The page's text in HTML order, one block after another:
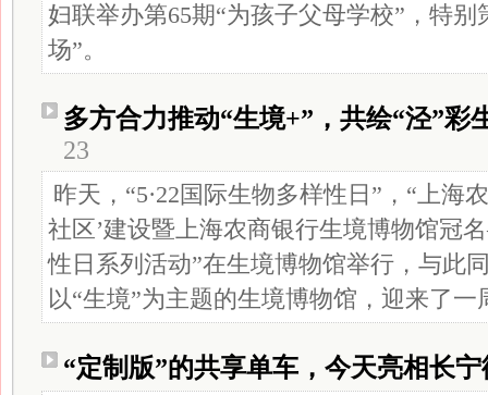
妇联举办第65期“为孩子父母学校”，特
场”。
多方合力推动“生境+”，共绘“泾”彩
23
昨天，“5·22国际生物多样性日”，“上海
社区’建设暨上海农商银行生境博物馆冠
性日系列活动”在生境博物馆举行，与此
以“生境”为主题的生境博物馆，迎来了一
“定制版”的共享单车，今天亮相长